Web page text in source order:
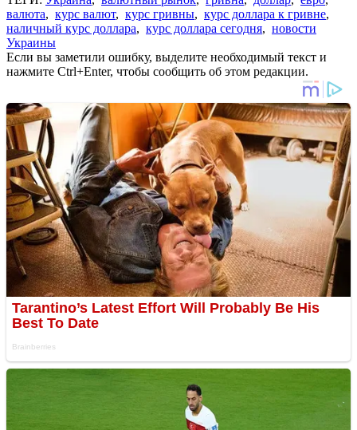
валюта, курс валют, курс гривны, курс доллара к гривне,
наличный курс доллара, курс доллара сегодня, новости
Украины
Если вы заметили ошибку, выделите необходимый текст и
нажмите Ctrl+Enter, чтобы сообщить об этом редакции.